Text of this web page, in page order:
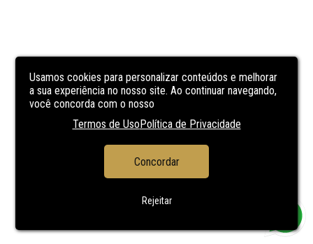
Usamos cookies para personalizar conteúdos e melhorar
a sua experiência no nosso site. Ao continuar navegando,
você concorda com o nosso
Termos de UsoPolítica de Privacidade
Concordar
Rejeitar